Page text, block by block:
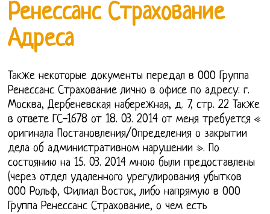
Ренессанс Страхование
Адреса
Также некоторые документы передал в ООО Группа
Ренессанс Страхование лично в офисе по адресу: г.
Москва, Дербеневская набережная, д. 7, стр. 22 Также
в ответе ГС-1678 от 18. 03. 2014 от меня требуется «
оригинала Постановления/Определения о закрытии
дела об административном нарушении ». По
состоянию на 15. 03. 2014 мною были предоставлены
(через отдел удаленного урегулирования убытков
ООО Рольф, Филиал Восток, либо напрямую в ООО
Группа Ренессанс Страхование, о чем есть